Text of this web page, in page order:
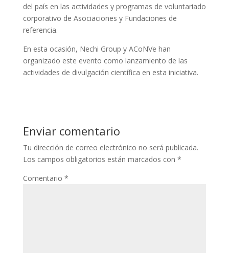
del país en las actividades y programas de voluntariado
corporativo de Asociaciones y Fundaciones de
referencia.
En esta ocasión, Nechi Group y ACoNVe han
organizado este evento como lanzamiento de las
actividades de divulgación científica en esta iniciativa.
Enviar comentario
Tu dirección de correo electrónico no será publicada.
Los campos obligatorios están marcados con *
Comentario *